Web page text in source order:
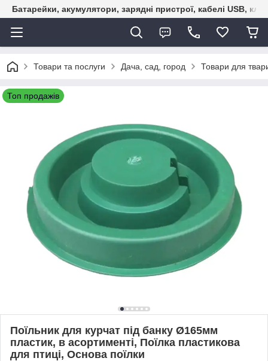
Батарейки, акумулятори, зарядні пристрої, кабелі USB,
Товари та послуги Дача, сад, город Товари для
Топ продажів
Поїльник для курчат під банку Ø165мм
пластик, в асортименті, Поїлка пластикова
для птиці, Основа поїлки